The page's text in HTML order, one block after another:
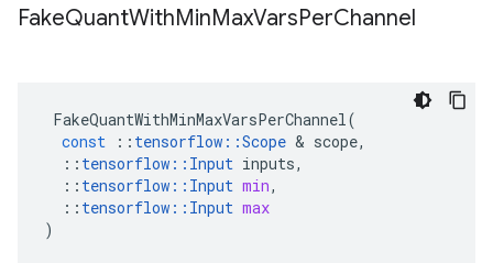
FakeQuantWithMinMaxVarsPerChannel
FakeQuantWithMinMaxVarsPerChannel(
const
:: tensorflow ::Scope & scope,
:: tensorflow :: Input inputs,
:: tensorflow :: Input min,
:: tensorflow :: Input max
)